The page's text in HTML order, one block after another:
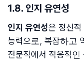
1.8. 인지 유연성
인지 유연성은 정신
능력으로, 복잡하고
전문직에서 적응적